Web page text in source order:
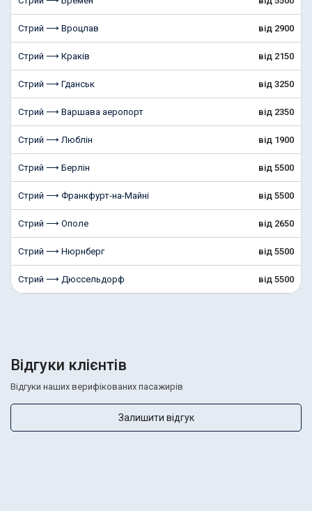
Стрий ⟶ Вроцлав від 2900
Стрий ⟶ Краків від 2150
Стрий ⟶ Гданськ від 3250
Стрий ⟶ Варшава аеропорт від 2350
Стрий ⟶ Люблін від 1900
Стрий ⟶ Берлін від 5500
Стрий ⟶ Франкфурт-на-Майні від 5500
Стрий ⟶ Ополе від 2650
Стрий ⟶ Нюрнберг від 5500
Стрий ⟶ Дюссельдорф від 5500
Відгуки клієнтів
Відгуки наших верифікованих пасажирів
Залишити відгук